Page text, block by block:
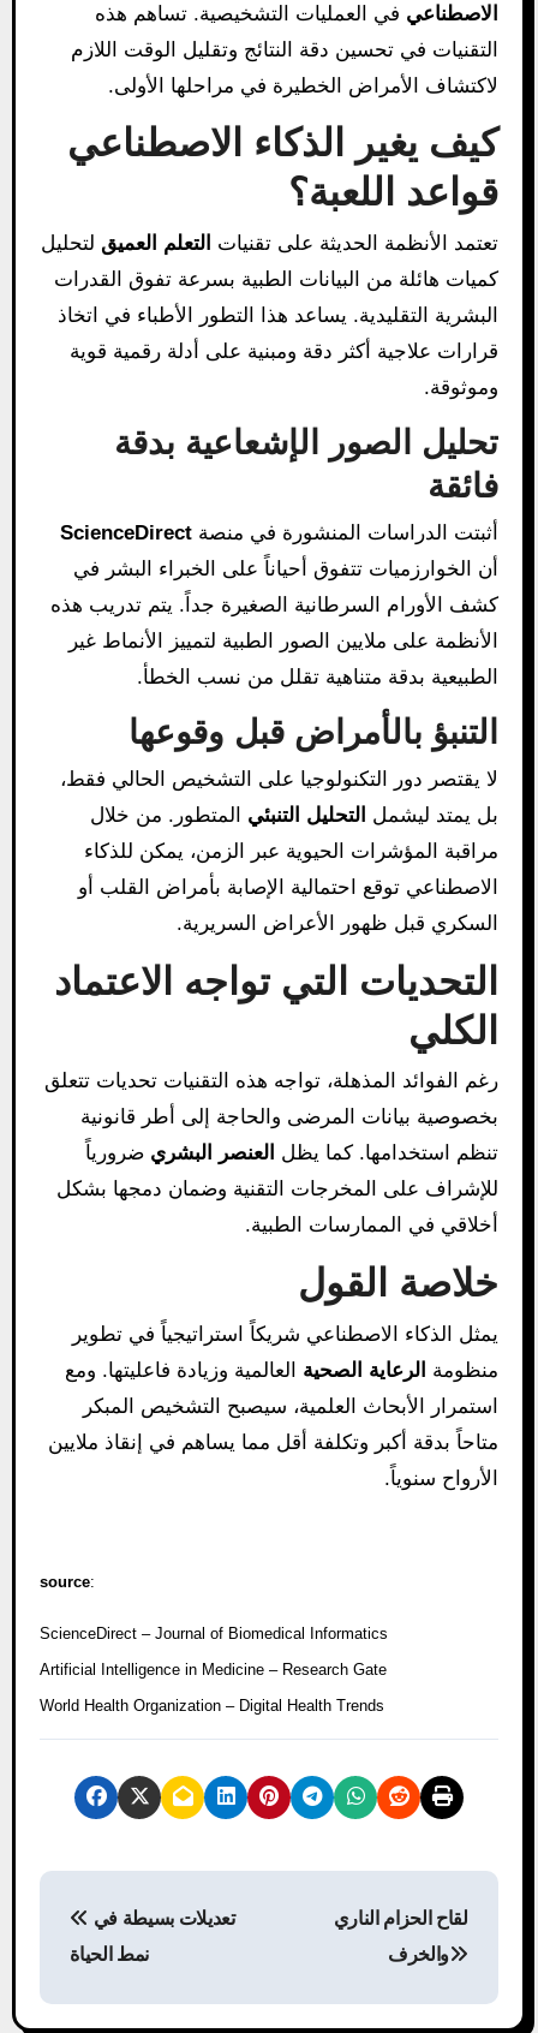
الاصطناعي في العمليات التشخيصية. تساهم هذه
التقنيات في تحسين دقة النتائج وتقليل الوقت اللازم
لاكتشاف الأمراض الخطيرة في مراحلها الأولى.
كيف يغير الذكاء الاصطناعي
قواعد اللعبة؟
تعتمد الأنظمة الحديثة على تقنيات التعلم العميق لتحليل
كميات هائلة من البيانات الطبية بسرعة تفوق القدرات
البشرية التقليدية. يساعد هذا التطور الأطباء في اتخاذ
قرارات علاجية أكثر دقة ومبنية على أدلة رقمية قوية
وموثوقة.
تحليل الصور الإشعاعية بدقة
فائقة
أثبتت الدراسات المنشورة في منصة ScienceDirect
أن الخوارزميات تتفوق أحياناً على الخبراء البشر في
كشف الأورام السرطانية الصغيرة جداً. يتم تدريب هذه
الأنظمة على ملايين الصور الطبية لتمييز الأنماط غير
الطبيعية بدقة متناهية تقلل من نسب الخطأ.
التنبؤ بالأمراض قبل وقوعها
لا يقتصر دور التكنولوجيا على التشخيص الحالي فقط،
بل يمتد ليشمل التحليل التنبئي المتطور. من خلال
مراقبة المؤشرات الحيوية عبر الزمن، يمكن للذكاء
الاصطناعي توقع احتمالية الإصابة بأمراض القلب أو
السكري قبل ظهور الأعراض السريرية.
التحديات التي تواجه الاعتماد
الكلي
رغم الفوائد المذهلة، تواجه هذه التقنيات تحديات تتعلق
بخصوصية بيانات المرضى والحاجة إلى أطر قانونية
تنظم استخدامها. كما يظل العنصر البشري ضرورياً
للإشراف على المخرجات التقنية وضمان دمجها بشكل
أخلاقي في الممارسات الطبية.
خلاصة القول
يمثل الذكاء الاصطناعي شريكاً استراتيجياً في تطوير
منظومة الرعاية الصحية العالمية وزيادة فاعليتها. ومع
استمرار الأبحاث العلمية، سيصبح التشخيص المبكر
متاحاً بدقة أكبر وتكلفة أقل مما يساهم في إنقاذ ملايين
الأرواح سنوياً.
source:
ScienceDirect – Journal of Biomedical Informatics
Artificial Intelligence in Medicine – Research Gate
World Health Organization – Digital Health Trends
P
s
نمط الحياة
لقاح الحزام الناري
والخرف